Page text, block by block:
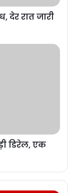
देर रात जारी
डिरेल, एक